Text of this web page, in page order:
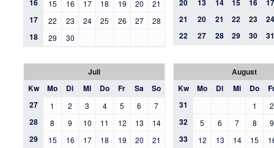
16 15 16 17 18 19 20 21
17 22 23 24 25 26 27 28
18 29 30
20
13 14 15 16
17
21
20 21 22 23
24
22
27 28 29 30 31
Juli
Kw
Mo Di Mi Do Fr Sa
So
27
1 2 3 4 5 6 7
28 8 9 10 11 12 13 14
29 15 16 17 18 19 20 21
August
Kw
Mo Di Mi Do
31
1 2
32 5 6 7 8 9
33 12 13 14 15